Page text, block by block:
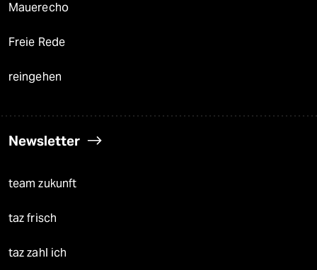
Mauerecho
Freie Rede
reingehen
Newsletter
team zukunft
taz frisch
taz zahl ich